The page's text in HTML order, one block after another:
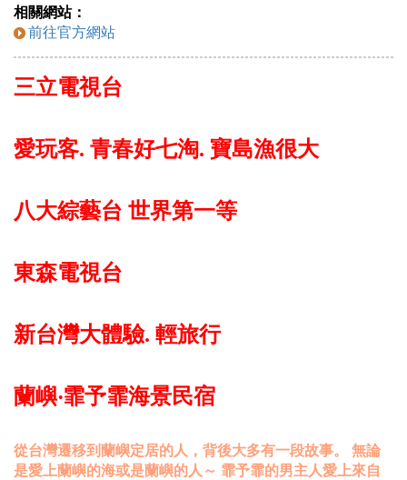
相關網站：
前往官方網站
三立電視台
愛玩客. 青春好七淘. 寶島漁很大
八大綜藝台 世界第一等
東森電視台
新台灣大體驗. 輕旅行
蘭嶼‧霏予霏海景民宿
從台灣遷移到蘭嶼定居的人，背後大多有一段故事。 無論
是愛上蘭嶼的海或是蘭嶼的人～ 霏予霏的男主人愛上來自